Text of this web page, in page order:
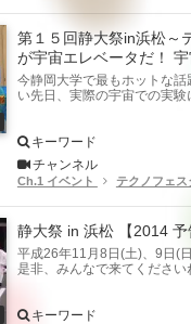
第１５回静大祭in浜松～
が宇宙エレベータだ！
今静岡大学で最もホットな
い先日、実際の宇宙での実験
キーワード
チャンネル
Ch.1 イベント テクノフェス
静大祭 in 浜松 【2014
平成26年11月8日(土)、9日(
是非、みんなで来てください
キーワード